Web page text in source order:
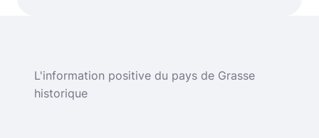
L'information positive du pays de Grasse
historique